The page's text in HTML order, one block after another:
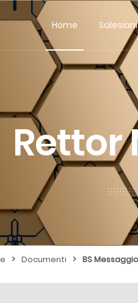
Home Salesiani
Rettor
> Documenti > BS Messaggio